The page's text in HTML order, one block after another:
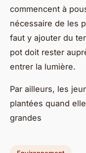
commencent à
nécessaire de les
faut y ajouter du
pot doit rester
entrer la lumière.
Par ailleurs, les
plantées quand
grandes